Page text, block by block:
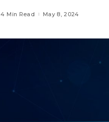
4 Min Read May 8, 2024